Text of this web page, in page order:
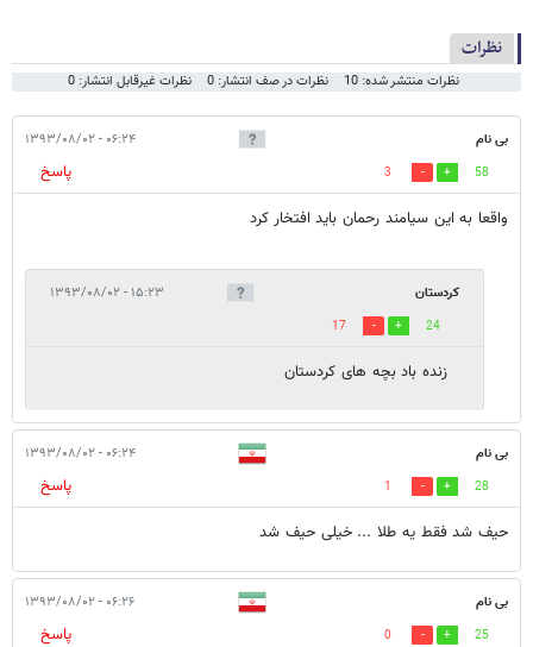
نظرات
نظرات منتشر شده: 10 نظرات در صف انتشار: 0 نظرات غیرقابل انتشار: 0
بی نام ۰۶:۲۴ - ۱۳۹۳/۰۸/۰۲
58
3
پاسخ
واقعا به این سیامند رحمان باید افتخار کرد
کردستان ۱۵:۲۳ - ۱۳۹۳/۰۸/۰۲
24
17
زنده باد بچه های کردستان
بی نام ۰۶:۲۴ - ۱۳۹۳/۰۸/۰۲
28
1
پاسخ
حیف شد فقط یه طلا ... خیلی حیف شد
بی نام ۰۶:۲۶ - ۱۳۹۳/۰۸/۰۲
25
0
پاسخ